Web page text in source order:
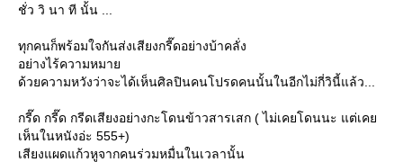
ชั่ว วิ นา ที นั้น ...
ทุกคนก็พร้อมใจกันส่งเสียงกรี๊ดอย่างบ้าคลั่ง
อย่างไร้ความหมา
ด้วยความหวังว่าจะได้เห็นศิลปินคนโปรดคนนั้นในอีกไม่กี่วินี้แล้ว...
กรี๊ด กรี๊ด กรีดเสียงอย่างกะโดนข้าวสารเสก ( ไม่เคยโดนนะ แต่เค
เห็นในหนังอ่ะ 555+)
เสียงแผดแก้วหูจากคนร่วมหมื่นในเวลานั้น